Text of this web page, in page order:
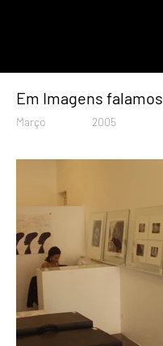
Em Imagens falamos
Março 2005